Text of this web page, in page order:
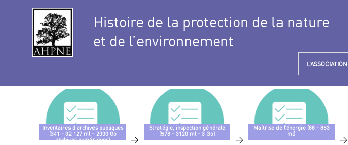
Histoire de la protection de la nature
et de l’environnement
L’ASSOCIATION
Inventaires d’archives publiques
(341 - 32 127 ml - 2000 Go
archives numériques)
>
Stratégie, inspection générale
(578 - 3120 ml - 3 Go)
>
Maîtrise de l’énergie (88 - 853
ml)
>